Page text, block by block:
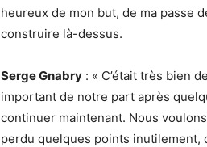
heureux de mon but, de ma passe
construire là-dessus.
Serge Gnabry : « C’était très bien
important de notre part après
continuer maintenant. Nous
perdu quelques points inutilement,